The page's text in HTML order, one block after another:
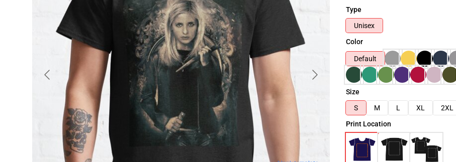
Type
Unisex
Color
Default
Size
S
M L XL 2XL
Print Location